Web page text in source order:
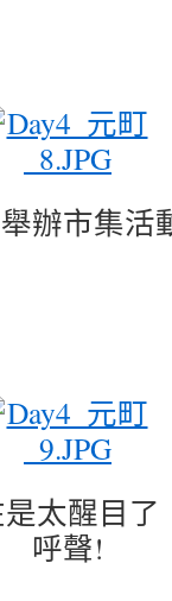
辦市集活
太醒目
呼聲!